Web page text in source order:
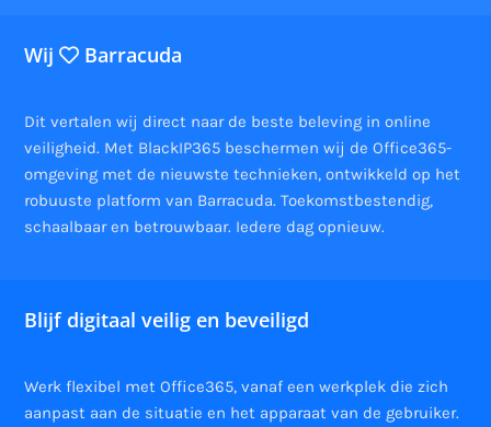
Wij Barracuda
Dit vertalen wij direct naar de beste beleving in online
veiligheid. Met BlackIP365 beschermen wij de Office365-
omgeving met de nieuwste technieken, ontwikkeld op het
robuuste platform van Barracuda. Toekomstbestendig,
schaalbaar en betrouwbaar. Iedere dag opnieuw.
Blijf digitaal veilig en beveiligd
Werk flexibel met Office365, vanaf een werkplek die zich
aanpast aan de situatie en het apparaat van de gebruiker.